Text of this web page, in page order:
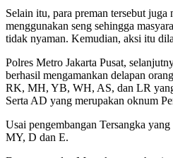
Selain itu, para preman tersebut juga
menggunakan seng sehingga
tidak nyaman. Kemudian, aksi itu
Polres Metro Jakarta Pusat,
berhasil mengamankan delapan
RK, MH, YB, WH, AS, dan LR
Serta AD yang merupakan oknum
Usai pengembangan Tersangka
MY, D dan E.